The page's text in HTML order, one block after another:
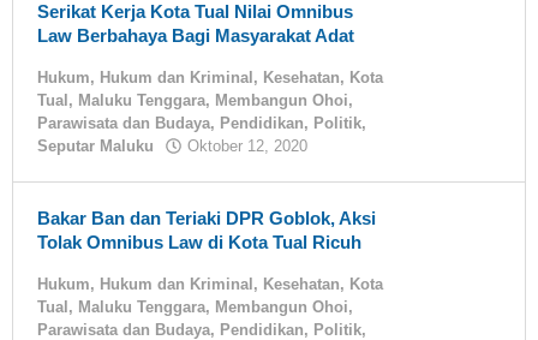
Serikat Kerja Kota Tual Nilai Omnibus
Law Berbahaya Bagi Masyarakat Adat
Hukum, Hukum dan Kriminal , Kesehatan, Kota
Tual , Maluku Tenggara, Membangun Ohoi,
Parawisata dan Budaya, Pendidikan, Politik,
Seputar Maluku
Oktober 12, 2020
Bakar Ban dan Teriaki DPR Goblok, Aksi
Tolak Omnibus Law di Kota Tual Ricuh
Hukum, Hukum dan Kriminal , Kesehatan, Kota
Tual , Maluku Tenggara, Membangun Ohoi,
Parawisata dan Budaya, Pendidikan, Politik,